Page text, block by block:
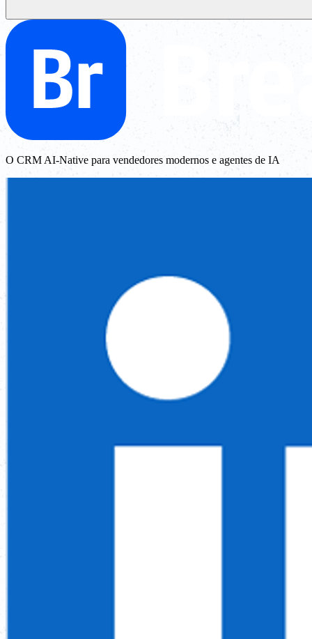
O CRM AI-Native para vendedores modernos e agentes de IA